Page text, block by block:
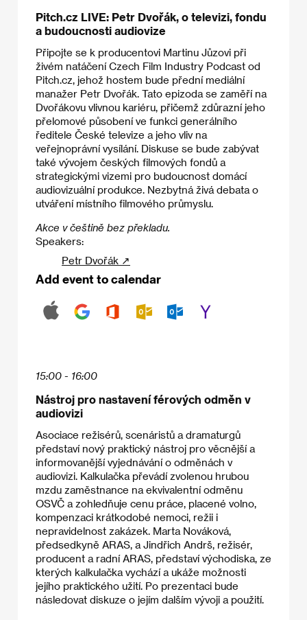
Pitch.cz LIVE: Petr Dvořák, o televizi, fondu
a budoucnosti audiovize
Připojte se k producentovi Martinu Jůzovi při
živém natáčení Czech Film Industry Podcast od
Pitch.cz, jehož hostem bude přední mediální
manažer Petr Dvořák. Tato epizoda se zaměří na
Dvořákovu vlivnou kariéru, přičemž zdůrazní jeho
přelomové působení ve funkci generálního
ředitele České televize a jeho vliv na
veřejnoprávní vysílání. Diskuse se bude zabývat
také vývojem českých filmových fondů a
strategickými vizemi pro budoucnost domácí
audiovizuální produkce. Nezbytná živá debata o
utváření místního filmového průmyslu.
Akce v češtině bez překladu.
Speakers:
Petr Dvořák ↗
Add event to calendar
15:00 - 16:00
Nástroj pro nastavení férových odměn v
audiovizi
Asociace režisérů, scenáristů a dramaturgů
představí nový praktický nástroj pro věcnější a
informovanější vyjednávání o odměnách v
audiovizi. Kalkulačka převádí zvolenou hrubou
mzdu zaměstnance na ekvivalentní odměnu
OSVČ a zohledňuje cenu práce, placené volno,
kompenzaci krátkodobé nemoci, režii i
nepravidelnost zakázek. Marta Nováková,
předsedkyně ARAS, a Jindřich Andrš, režisér,
producent a radní ARAS, představí východiska, ze
kterých kalkulačka vychází a ukáže možnosti
jejího praktického užití. Po prezentaci bude
následovat diskuze o jejím dalším vývoji a použití.